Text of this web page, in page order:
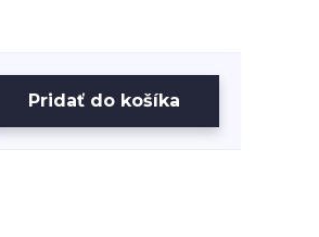
Pridať do košíka